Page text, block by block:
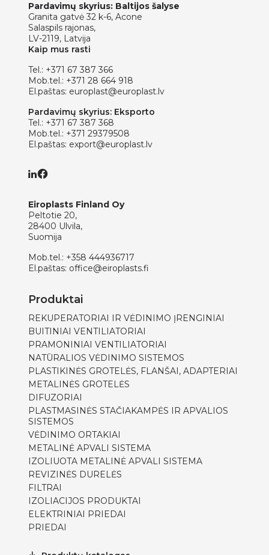
Pardavimų skyrius: Baltijos šalyse
Granita gatvė 32 k-6, Acone
Salaspils rajonas,
LV-2119, Latvija
Kaip mus rasti
Tel.: +371 67 387 366
Mob.tel.: +371 28 664 918
El.paštas: europlast@europlast.lv
Pardavimų skyrius: Eksporto
Tel.: +371 67 387 368
Mob.tel.: +371 29379508
El.paštas: export@europlast.lv
Eiroplasts Finland Oy
Peltotie 20,
28400 Ulvila,
Suomija
Mob.tel.: +358 444936717
El.paštas: office@eiroplasts.fi
Produktai
REKUPERATORIAI IR VĖDINIMO ĮRENGINIAI
BUITINIAI VENTILIATORIAI
PRAMONINIAI VENTILIATORIAI
NATŪRALIOS VĖDINIMO SISTEMOS
PLASTIKINĖS GROTELĖS, FLANŠAI, ADAPTERIAI
METALINĖS GROTELĖS
DIFUZORIAI
PLASTMASINĖS STAČIAKAMPĖS IR APVALIOS
SISTEMOS
VĖDINIMO ORTAKIAI
METALINĖ APVALI SISTEMA
IZOLIUOTA METALINĖ APVALI SISTEMA
REVIZINĖS DURELĖS
FILTRAI
IZOLIACIJOS PRODUKTAI
ELEKTRINIAI PRIEDAI
PRIEDAI